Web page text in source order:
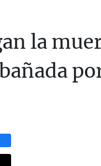
la